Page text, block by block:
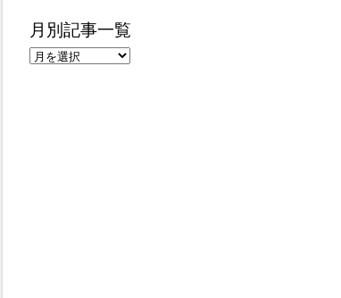
月別記事一覧